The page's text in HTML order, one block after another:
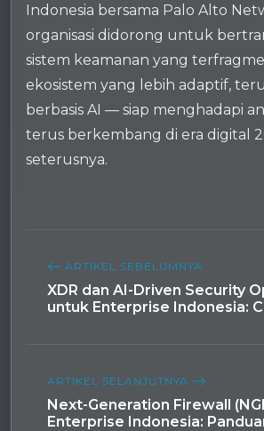
Indonesia bersama Palo Alto
organisasi didorong untuk
sistem keamanan yang
ekosistem yang lebih adaptif,
berbasis AI — siap menghadapi
terus berkembang di era digital
seterusnya.
ARTIKEL SEBELUMNYA
XDR dan AI-Driven Security
untuk Enterprise Indonesia:
ARTIKEL SELANJUTNYA
Next-Generation Firewall
Enterprise Indonesia: